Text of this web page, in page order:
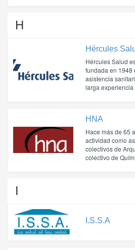
H
Hércules
Hércules Salud
fundada en 1948
asistencia
larga experiencia
HNA
Hace más de 65
actividad como
colectivos de
colectivo de
I
I.S.S.A